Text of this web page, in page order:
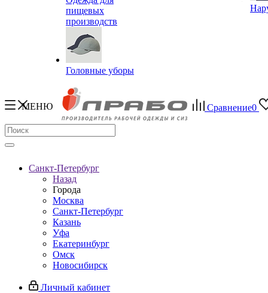
пищевых
производств
Головные уборы
МЕНЮ Сравнение0
Санкт-Петербург
Назад
Города
Москва
Санкт-Петербург
Казань
Уфа
Екатеринбург
Омск
Новосибирск
Личный кабинет